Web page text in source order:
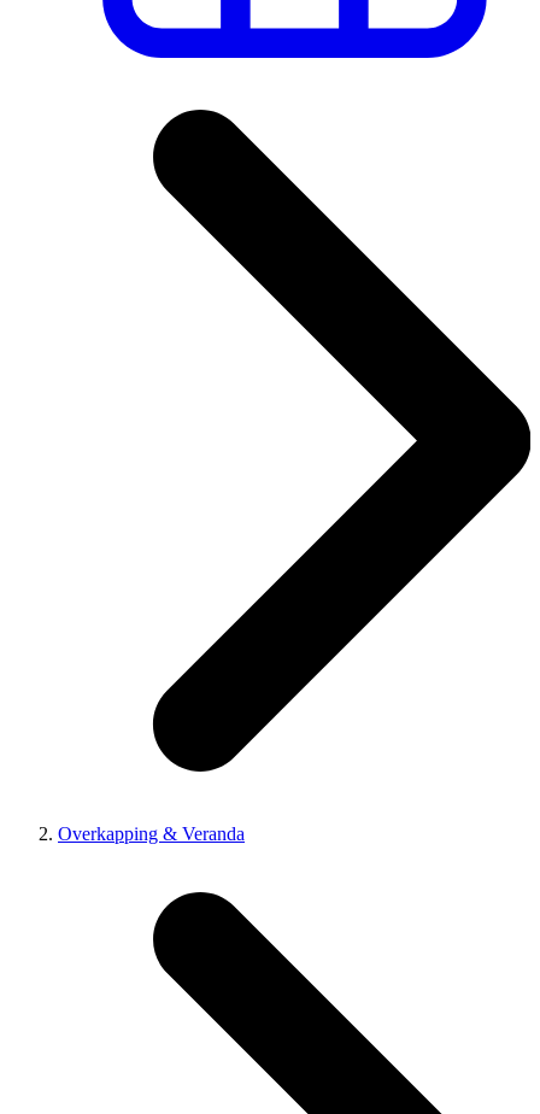
Overkapping & Veranda